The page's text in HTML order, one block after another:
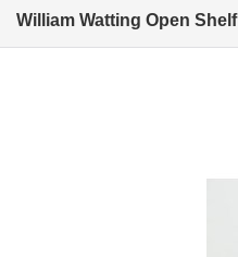
William Watting Open Shelf